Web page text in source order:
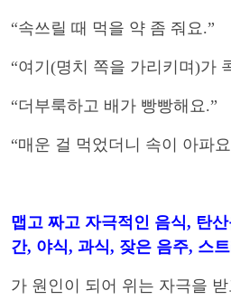
“속쓰릴 때 먹을 약 좀 줘요.”
“여기 (명치 쪽을 가리키며 )가
“더부룩하고 배가 빵빵해요.”
“매운 걸 먹었더니 속이 아파요
맵고 짜고 자극적인 음식, 탄
간, 야식, 과식, 잦은 음주, 스
가 원인이 되어 위는 자극을